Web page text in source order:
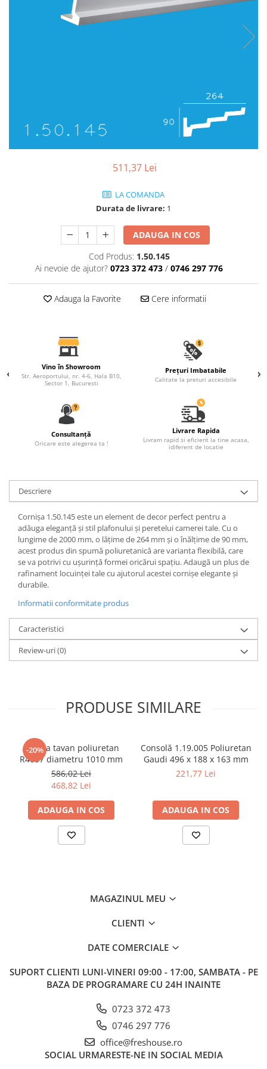
Baze coloane
Baze semicoloane
Inele semicoloane
Trunchiuri semicoloane
Rozete de interior
Panouri decorative
Cadru de arc
Fronton
Șeminee decorative
Console de interior
Cadre de ușă
Ornamente de colț
511,37 Lei
LA COMANDA
Durata de livrare: 1
ADAUGA IN COS
Cod Produs: 1.50.145
Ai nevoie de ajutor? 0723 372 473 / 0746 297 776
Adauga la Favorite Cere informatii
Vino în Showroom
Str. Aeroportului, nr. 4-6, Hala B10,
Sector 1, Bucuresti
Prețuri Imbatabile
Calitate la preturi accesibile
Consultanță
Oricare este alegerea ta !
Livrare Rapida
Livram rapid si eficient la tine acasa,
idiferent de locatie
Descriere
Cornișa 1.50.145 este un element de decor perfect pentru a
adăuga eleganță și stil plafonului și peretelui camerei tale. Cu o
lungime de 2000 mm, o lățime de 264 mm și o înălțime de 90 mm,
acest produs din spumă poliuretanică are varianta flexibilă, care
se va potrivi cu ușurință formei oricărui spațiu. Adaugă un plus de
rafinament locuinței tale cu ajutorul acestei cornișe elegante și
durabile.
Informatii conformitate produs
Caracteristici
Review-uri(0)
PRODUSE SIMILARE
-20%
Rozeta tavan poliuretan
R4007 diametru 1010 mm
586,02 Lei
468,82 Lei
ADAUGA IN COS
Consolă 1.19.005 Poliuretan
Gaudi 496 x 188 x 163 mm
221,77 Lei
ADAUGA IN COS
MAGAZINUL MEU
CLIENTI
DATE COMERCIALE
SUPORT CLIENTI LUNI-VINERI 09:00 - 17:00, SAMBATA - PE
BAZA DE PROGRAMARE CU 24H INAINTE
0723 372 473
0746 297 776
office@freshouse.ro
SOCIAL URMARESTE-NE IN SOCIAL MEDIA